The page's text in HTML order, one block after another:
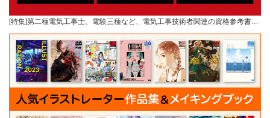
[特集]第二種電気工事士、電験三種など、電気工事技術者関連の資格参考書…